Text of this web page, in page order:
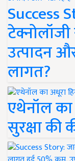
Success
उत्पादन
लागत?
एथेनॉल का
सुरक्षा की